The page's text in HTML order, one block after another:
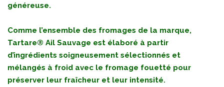
généreuse.
Comme l’ensemble des fromages de la marque,
Tartare® Ail Sauvage est élaboré à partir
d’ingrédients soigneusement sélectionnés et
mélangés à froid avec le fromage fouetté pour
préserver leur fraîcheur et leur intensité.